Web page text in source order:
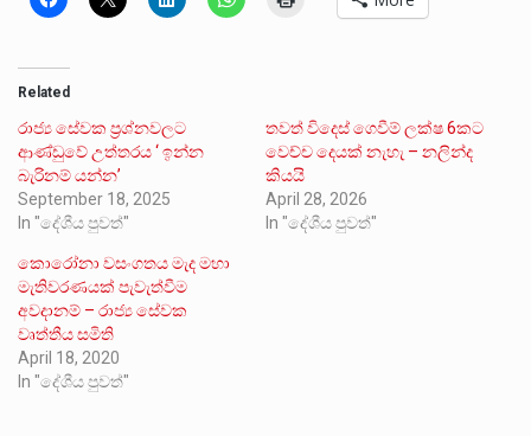
Related
රාජ්‍ය සේවක ප්‍රශ්නවලට
ආණ්ඩුවේ උත්තරය ‘ ඉන්න
බැරිනම් යන්න’
September 18, 2025
In "දේශීය පුවත්"
තවත් විදෙස් ගෙවීම් ලක්ෂ 6කට
වෙච්ච දෙයක් නැහැ – නලින්ද
කියයි
April 28, 2026
In "දේශීය පුවත්"
කොරෝනා වසංගතය මැද මහා
මැතිවරණයක් පැවැත්වීම
අවදානම් – රාජ්‍ය සේවක
වෘත්තීය සමිති
April 18, 2020
In "දේශීය පුවත්"